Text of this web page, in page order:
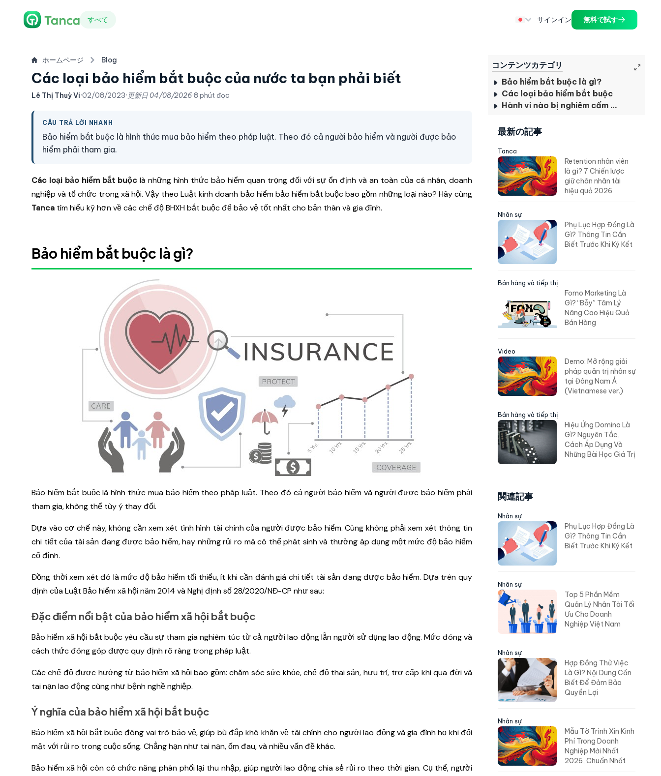
すべて サインイン 無料で試す
ホームページ Blog
Các loại bảo hiểm bắt buộc của nước ta bạn phải biết
Lê Thị Thuỳ Vi·02/08/2023· 更新日04/08/2026·8 phút đọc
CÂU TRẢ LỜI NHANH
Bảo hiểm bắt buộc là hình thức mua bảo hiểm theo pháp luật. Theo đó cả người bảo hiểm và người được bảo
hiểm phải tham gia.
Các loại bảo hiểm bắt buộc là những hình thức bảo hiểm quan trọng đối với sự ổn định và an toàn của cá nhân, doanh
nghiệp và tổ chức trong xã hội. Vậy theo Luật kinh doanh bảo hiểm bảo hiểm bắt buộc bao gồm những loại nào? Hãy cùng
Tanca tìm hiểu kỹ hơn về các chế độ BHXH bắt buộc để bảo vệ tốt nhất cho bản thân và gia đình.
Bảo hiểm bắt buộc là gì?
Bảo hiểm bắt buộc là hình thức mua bảo hiểm theo pháp luật. Theo đó cả người bảo hiểm và người được bảo hiểm phải
tham gia, không thể tùy ý thay đổi.
Dựa vào cơ chế này, không cần xem xét tình hình tài chính của người được bảo hiểm. Cùng không phải xem xét thông tin
chi tiết của tài sản đang được bảo hiểm, hay những rủi ro mà có thể phát sinh và thường áp dụng một mức độ bảo hiểm
cố định.
Đồng thời xem xét đó là mức độ bảo hiểm tối thiểu, ít khi cần đánh giá chi tiết tài sản đang được bảo hiểm. Dựa trên quy
định của Luật Bảo hiểm xã hội năm 2014 và Nghị định số 28/2020/NĐ-CP như sau:
Đặc điểm nổi bật của bảo hiểm xã hội bắt buộc
Bảo hiểm xã hội bắt buộc yêu cầu sự tham gia nghiêm túc từ cả người lao động lẫn người sử dụng lao động. Mức đóng và
cách thức đóng góp được quy định rõ ràng trong pháp luật.
Các chế độ được hưởng từ bảo hiểm xã hội bao gồm: chăm sóc sức khỏe, chế độ thai sản, hưu trí, trợ cấp khi qua đời và
tai nạn lao động cũng như bệnh nghề nghiệp.
Ý nghĩa của bảo hiểm xã hội bắt buộc
Bảo hiểm xã hội bắt buộc đóng vai trò bảo vệ, giúp bù đắp khó khăn về tài chính cho người lao động và gia đình họ khi đối
mặt với rủi ro trong cuộc sống. Chẳng hạn như tai nạn, ốm đau, và nhiều vấn đề khác.
Bảo hiểm xã hội còn có chức năng phân phối lại thu nhập, giúp người lao động chia sẻ rủi ro theo thời gian. Cụ thể, người
コンテンツカテゴリ
Bảo hiểm bắt buộc là gì?
Các loại bảo hiểm bắt buộc
Hành vi nào bị nghiêm cấm trong hoạt động kinh doanh bảo hiểm?
最新の記事
Tanca
Retention nhân viên
là gì? 7 Chiến lược
giữ chân nhân tài
hiệu quả 2026
Nhân sự
Phụ Lục Hợp Đồng Là
Gì? Thông Tin Cần
Biết Trước Khi Ký Kết
Bán hàng và tiếp thị
Fomo Marketing Là
Gì? “Bẫy” Tâm Lý
Nâng Cao Hiệu Quả
Bán Hàng
Video
Demo: Mở rộng giải
pháp quản trị nhân sự
tại Đông Nam Á
(Vietnamese ver.)
Bán hàng và tiếp thị
Hiệu Ứng Domino Là
Gì? Nguyên Tắc,
Cách Áp Dụng Và
Những Bài Học Giá Trị
関連記事
Nhân sự
Phụ Lục Hợp Đồng Là
Gì? Thông Tin Cần
Biết Trước Khi Ký Kết
Nhân sự
Top 5 Phần Mềm
Quản Lý Nhân Tài Tối
Ưu Cho Doanh
Nghiệp Việt Nam
Nhân sự
Hợp Đồng Thử Việc
Là Gì? Nội Dung Cần
Biết Để Đảm Bảo
Quyền Lợi
Nhân sự
Mẫu Tờ Trình Xin Kinh
Phí Trong Doanh
Nghiệp Mới Nhất
2026, Chuẩn Nhất